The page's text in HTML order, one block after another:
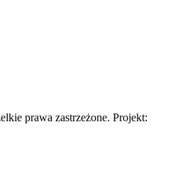
prawa zastrzeżone. Projekt: